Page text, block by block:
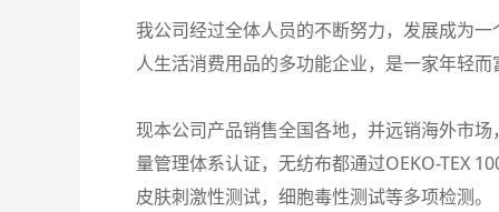
我公司经过全体人员的不断努力，发展成为
人生活消费用品的多功能企业，是一家年轻
现本公司产品销售全国各地，并远销海外市
量管理体系认证，无纺布都通过OEKO-TEX
皮肤刺激性测试，细胞毒性测试等多项检测。